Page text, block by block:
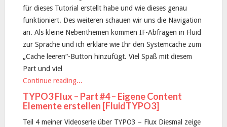
für dieses Tutorial erstellt habe und wie dieses genau
funktioniert. Des weiteren schauen wir uns die Navigation
an. Als kleine Nebenthemen kommen IF-Abfragen in Fluid
zur Sprache und ich erkläre wie Ihr den Systemcache zum
„Cache leeren“-Button hinzufügt. Viel Spaß mit diesem
Part und viel
Continue reading...
TYPO3 Flux – Part #4 – Eigene Content
Elemente erstellen [FluidTYPO3]
Teil 4 meiner Videoserie über TYPO3 – Flux Diesmal zeige